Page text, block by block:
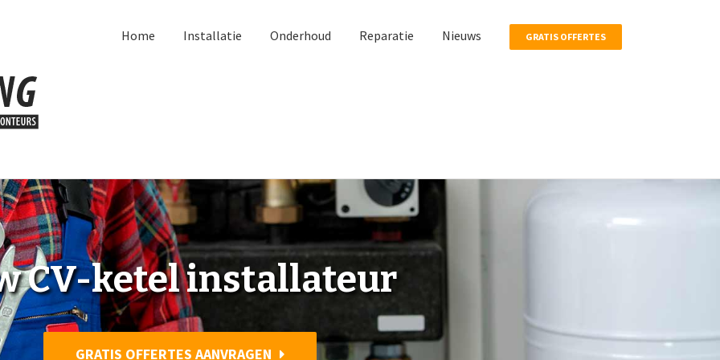
Home Installatie Onderhoud Reparatie Nieuws GRATIS OFFERTES
CV-ketel installateur
GRATIS OFFERTES AANVRAGEN